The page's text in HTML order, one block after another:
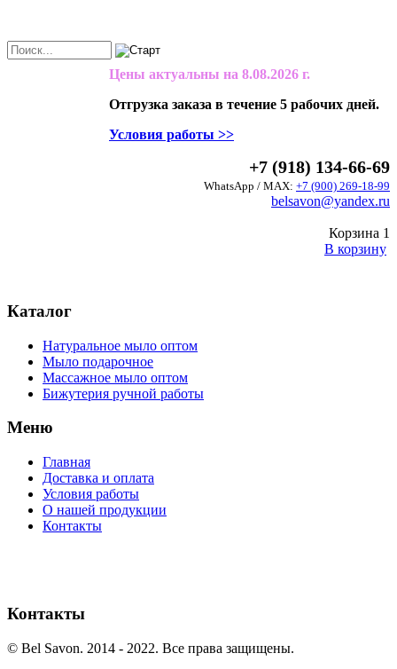
Цены актуальны на 8.08.2026 г.
Отгрузка заказа в течение 5 рабочих дней.
Условия работы >>
+7 (918) 134-66-69
WhatsApp / MAX: +7 (900) 269-18-99
belsavon@yandex.ru
Корзина 1
В корзину
Каталог
Натуральное мыло оптом
Мыло подарочное
Массажное мыло оптом
Бижутерия ручной работы
Меню
Главная
Доставка и оплата
Условия работы
О нашей продукции
Контакты
Контакты
© Bel Savon. 2014 - 2022. Все права защищены.